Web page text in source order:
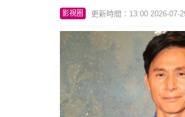
影視圈 更新時間：13:00 2026-07-